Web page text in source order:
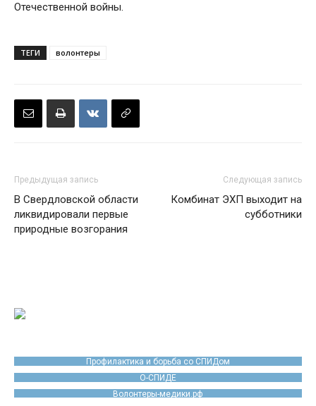
Отечественной войны.
ТЕГИ волонтеры
Предыдущая запись
В Свердловской области
ликвидировали первые
природные возгорания
Следующая запись
Комбинат ЭХП выходит на
субботники
Профилактика и борьба со СПИДом
О-СПИДЕ
Волонтеры-медики.рф